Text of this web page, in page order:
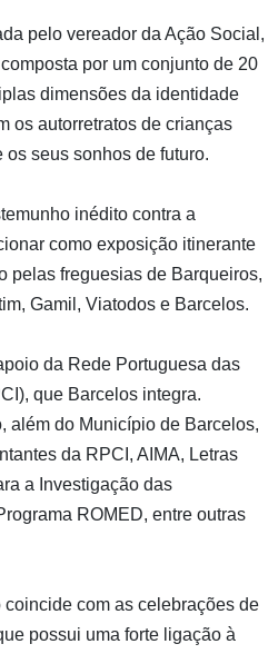
pelo vereador da Ação Social,
por um conjunto de 20
dimensões da identidade
os autorretratos de crianças
seus sonhos de futuro.
inédito contra a
como exposição itinerante
pelas freguesias de Barqueiros,
Gamil, Viatodos e Barcelos.
da Rede Portuguesa das
que Barcelos integra.
além do Município de Barcelos,
da RPCI, AIMA, Letras
a Investigação das
ROMED, entre outras
com as celebrações de
possui uma forte ligação à